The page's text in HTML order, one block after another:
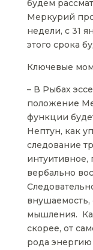
будем
Меркурий
недели, с 31
этого срока
Ключевые
– В Рыбах
положение
функции
Нептун, как
следование
вербально
внушаемость,
мышления.
скорее, от
рода